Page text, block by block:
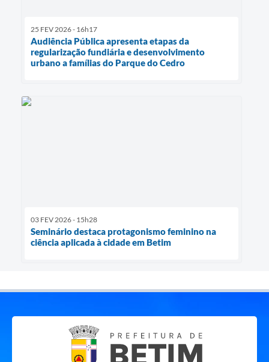
25 FEV 2026 - 16h17
Audiência Pública apresenta etapas da
regularização fundiária e desenvolvimento
urbano a famílias do Parque do Cedro
03 FEV 2026 - 15h28
Seminário destaca protagonismo feminino na
ciência aplicada à cidade em Betim